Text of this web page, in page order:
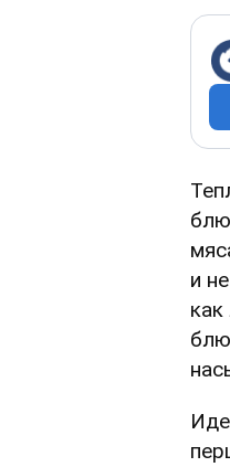
и